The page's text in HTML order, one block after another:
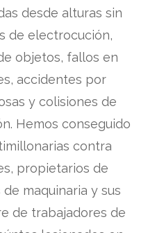
desde alturas sin
de electrocución,
objetos, fallos en
accidentes por
y colisiones de
Hemos conseguido
contra
propietarios de
maquinaria y sus
de trabajadores de